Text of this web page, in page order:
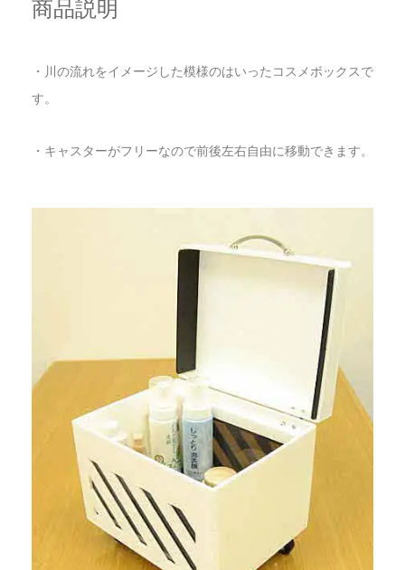
商品説明
・川の流れをイメージした模様のはいったコスメボックスで
す。
・キャスターがフリーなので前後左右自由に移動できます。